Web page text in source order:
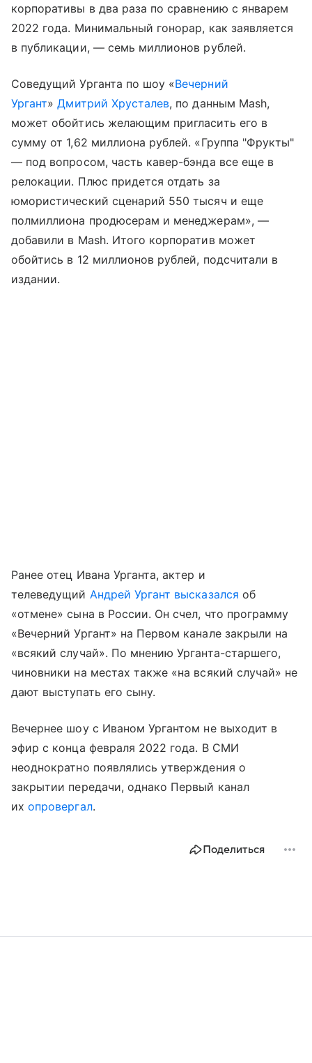
корпоративы в два раза по сравнению с январем
2022 года. Минимальный гонорар, как заявляется
в публикации, — семь миллионов рублей.
Соведущий Урганта по шоу «Вечерний
Ургант»Дмитрий Хрусталев, по данным Mash,
может обойтись желающим пригласить его в
сумму от 1,62 миллиона рублей. «Группа "Фрукты"
— под вопросом, часть кавер-бэнда все еще в
релокации. Плюс придется отдать за
юмористический сценарий 550 тысяч и еще
полмиллиона продюсерам и менеджерам», —
добавили в Mash. Итого корпоратив может
обойтись в 12 миллионов рублей, подсчитали в
издании.
Ранее отец Ивана Урганта, актер и
телеведущий Андрей Ургант высказался об
«отмене» сына в России. Он счел, что программу
«Вечерний Ургант» на Первом канале закрыли на
«всякий случай». По мнению Урганта-старшего,
чиновники на местах также «на всякий случай» не
дают выступать его сыну.
Вечернее шоу с Иваном Ургантом не выходит в
эфир с конца февраля 2022 года. В СМИ
неоднократно появлялись утверждения о
закрытии передачи, однако Первый канал
ихопровергал.
Поделиться